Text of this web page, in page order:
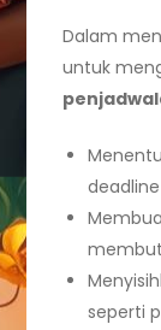
Dalam
untuk
seperti